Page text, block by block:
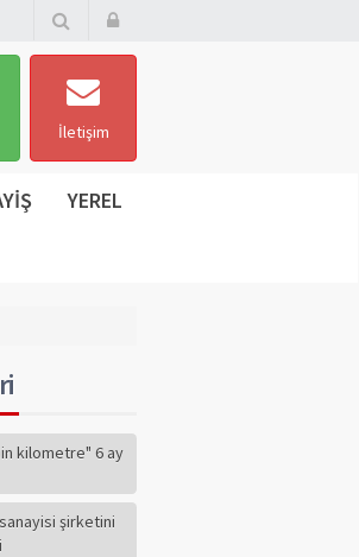
İletişim
YEREL
kilometre" 6 ay
şirketini